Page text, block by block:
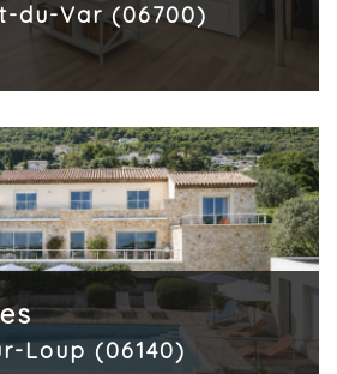
du-Var (06700)
Loup (06140)